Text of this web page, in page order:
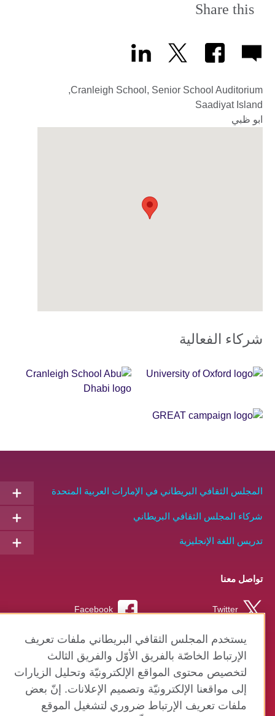
Share this
Cranleigh School, Senior School Auditorium,
Saadiyat Island
ابو ظبي
شركاء الفعالية
Sponsor
GREAT
المجلس الثقافي البريطاني في الإمارات العربية المتحدة
شركاء المجلس الثقافي البريطاني
تدريس اللغة الإنجليزية
تواصل معنا
Facebook Twitter
Instagram RSS
TikTok
يستخدم المجلس الثقافي البريطاني ملفات تعريف
الإرتباط الخاصّة بالفريق الأوّل والفريق الثالث
لتخصيص محتوى المواقع الإلكترونيّة وتحليل الزيارات
إلى مواقعنا الإلكترونيّة وتصميم الإعلانات. إنّ بعض
ملفات تعريف الإرتباط ضروري لتشغيل الموقع